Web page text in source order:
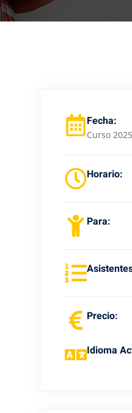
Fecha:
Curso
Horario:
Para:
Precio:
Idioma